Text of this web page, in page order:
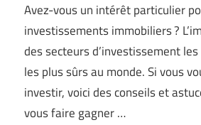
Avez-vous un intérêt particulier
investissements immobiliers ?
des secteurs d’investissement
les plus sûrs au monde. Si vous
investir, voici des conseils et
vous faire gagner …